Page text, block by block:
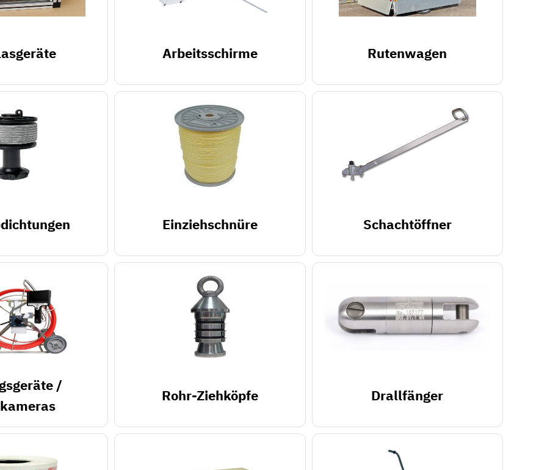
Arbeitsschirme Rutenwagen
Einziehschnüre Schachtöffner
/
Rohr-Ziehköpfe Drallfänger